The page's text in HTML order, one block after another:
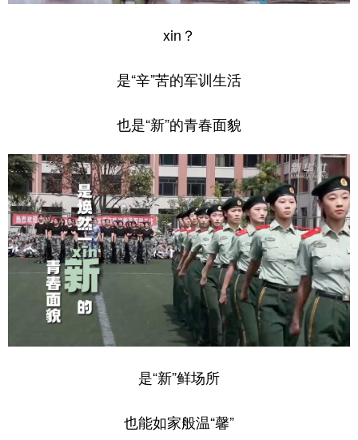
广西 海南
贵州 云南
新疆 内蒙古 黑龙江
多语种频道
English Español Français عربى
Русский язык 日本語 한국어
Deutsch Português
xin？
是“辛”苦的军训生活
也是“新”的青春面貌
是“新”鲜场所
也能如家般温“馨”